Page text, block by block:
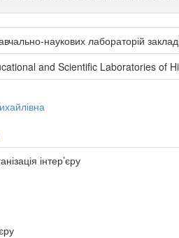
наукових лабораторій
and Scientific Laboratories of
інтер’єру